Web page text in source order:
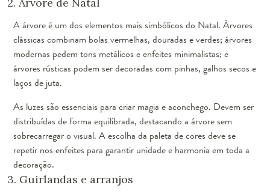
2. Árvore de Natal
A árvore é um dos elementos mais simbólicos do Natal. Árvores
clássicas combinam bolas vermelhas, douradas e verdes; árvores
modernas pedem tons metálicos e enfeites minimalistas; e
árvores rústicas podem ser decoradas com pinhas, galhos secos e
laços de juta.
As luzes são essenciais para criar magia e aconchego. Devem ser
distribuídas de forma equilibrada, destacando a árvore sem
sobrecarregar o visual. A escolha da paleta de cores deve se
repetir nos enfeites para garantir unidade e harmonia em toda a
decoração.
3. Guirlandas e arranjos